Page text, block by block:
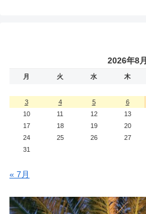
2026年8月
月 火 水 木
3
4 5 6
10
11 12 13
17
18 19 20
24
25 26 27
31
« 7月